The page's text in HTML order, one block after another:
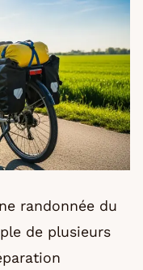
randonnée du
de plusieurs